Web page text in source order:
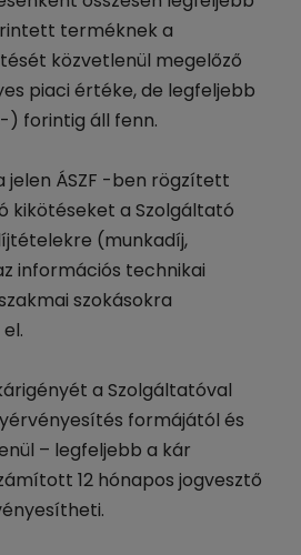
terméknek a
közvetlenül megelőző
piaci értéke, de legfeljebb
) forintig áll fenn.
jelen ÁSZF -ben rögzített
kikötéseket a Szolgáltató
(munkadíj,
információs technikai
szokásokra
a Szolgáltatóval
formájától és
– legfeljebb a kár
12 hónapos jogvesztő